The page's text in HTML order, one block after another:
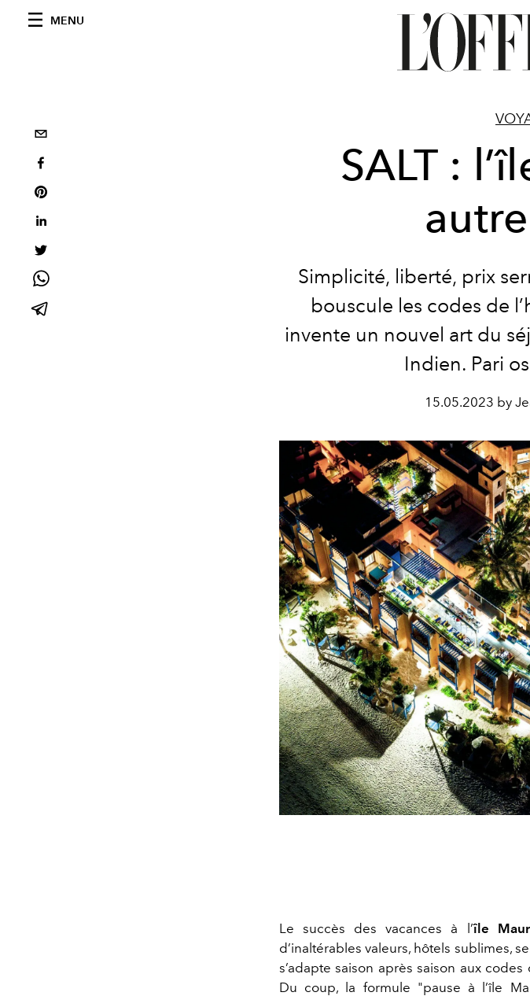
MENU
SALT :
Simplicité, liberté, prix
bouscule les codes de
invente un nouvel art du
Indien. Pari
15.05.2023 by
Le succès des vacances à l’île
d’inaltérables valeurs, hôtels sublimes,
s’adapte saison après saison aux
Du coup, la formule "pause à l’île